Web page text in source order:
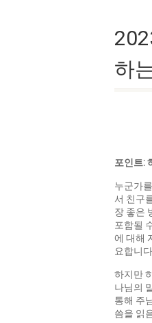
하
포인트:
누군가
서 친구
장 좋은
포함될
에 대해
요합니다.
하지만
나님의
통해 주
씀을 읽